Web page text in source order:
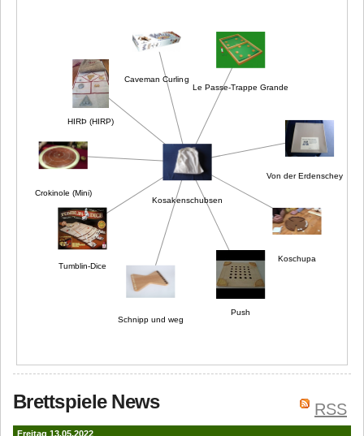
Push
Kosakenschubsen
Caveman Curling
Koschupa
Le Passe-Trappe Grande
Von der Erdenscheybe
Tumblin-Dice
Crokinole (Mini)
HIRÞ (HIRP)
Schnipp und weg
RSS
Brettspiele News
Freitag 13.05.2022